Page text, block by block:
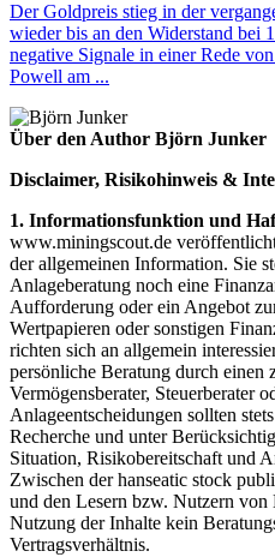
Der Goldpreis stieg in der
wieder bis an den Widerstand bei
negative Signale in einer Rede
Powell am ...
Über den Author Björn Junker
Disclaimer, Risikohinweis &
1. Informationsfunktion und
www.miningscout.de
der allgemeinen Information. Sie
Anlageberatung noch eine
Aufforderung oder ein Angebot
Wertpapieren oder sonstigen
richten sich an allgemein
persönliche Beratung durch einen
Vermögensberater, Steuerberater
Anlageentscheidungen sollten
Recherche und unter
Situation, Risikobereitschaft und
Zwischen der hanseatic stock
und den Lesern bzw. Nutzern
Nutzung der Inhalte kein
Vertragsverhältnis.